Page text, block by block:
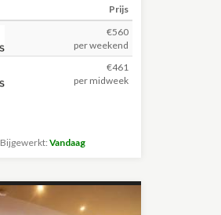
Prijs
€560
per weekend
€461
per midweek
Bijgewerkt:Vandaag